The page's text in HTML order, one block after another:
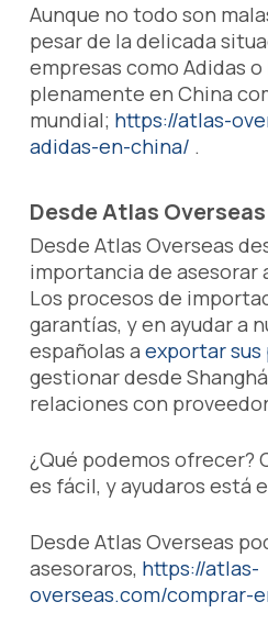
Aunque no todo son
pesar de la delicada
empresas como Adidas
plenamente en China
mundial; https://atlas-
adidas-en-china/ .
Desde Atlas Overseas
Desde Atlas Overseas
importancia de asesorar
Los procesos de
garantías, y en ayudar a
españolas a exportar
gestionar desde
relaciones con
¿Qué podemos ofrecer?
es fácil, y ayudaros está
Desde Atlas Overseas
asesoraros, https://atlas-
overseas.com/comprar-